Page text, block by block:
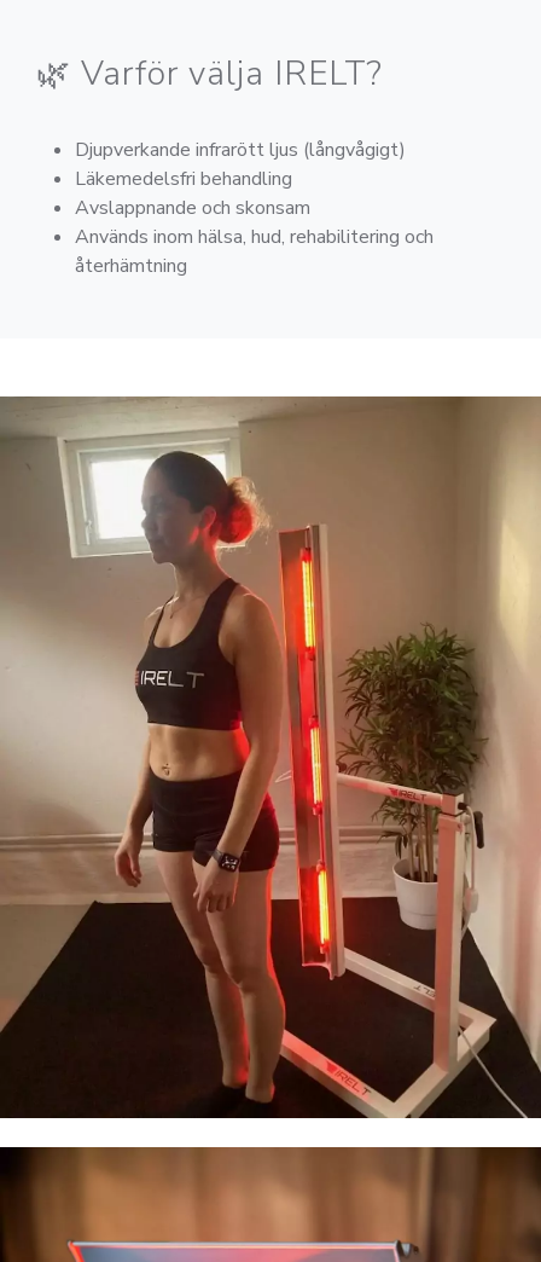
🌿 Varför välja IRELT?
Djupverkande infrarött ljus (långvågigt)
Läkemedelsfri behandling
Avslappnande och skonsam
Används inom hälsa, hud, rehabilitering och
återhämtning